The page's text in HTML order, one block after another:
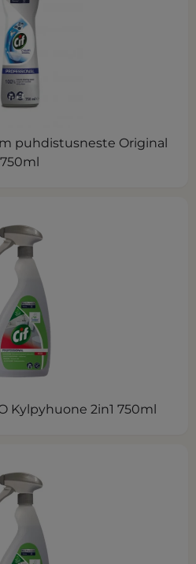
puhdistusneste Original
750ml
Kylpyhuone 2in1 750ml